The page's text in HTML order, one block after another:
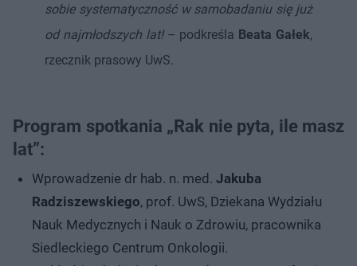
sobie systematyczność w samobadaniu się już
od najmłodszych lat!– podkreśla Beata Gałek,
rzecznik prasowy UwS.
Program spotkania „Rak nie pyta, ile masz
lat”:
Wprowadzenie dr hab. n. med. Jakuba
Radziszewskiego, prof. UwS, Dziekana Wydziału
Nauk Medycznych i Nauk o Zdrowiu, pracownika
Siedleckiego Centrum Onkologii.